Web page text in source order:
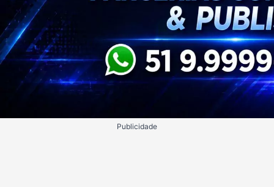
Publicidade